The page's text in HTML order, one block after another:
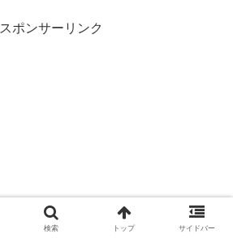
スポンサーリンク
検索 トップ サイドバー